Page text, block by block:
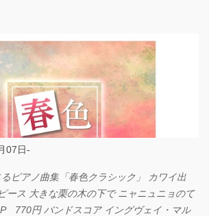
07日-
ピアノ曲集「春色クラシック」 カワイ出
ス 大きな栗の木の下で ニャニュニョのて
770円 バンドスコア イングヴェイ・マル